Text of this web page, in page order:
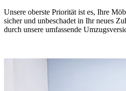
Unsere oberste Priorität ist es, Ihre
sicher und unbeschadet in Ihr neues
durch unsere umfassende